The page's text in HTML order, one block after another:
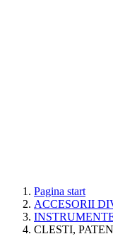
Pagina start
ACCESORII
CLESTI,